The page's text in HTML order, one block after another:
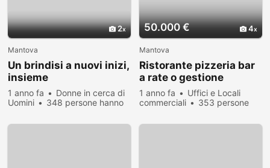
2
Mantova
Un brindisi a nuovi inizi,
insieme
1 anno fa
Donne in cerca di
Uomini
348 persone hanno
50.000 € 4
Mantova
Ristorante pizzeria bar
a rate o gestione
1 anno fa
Uffici e Locali
commerciali
353 persone